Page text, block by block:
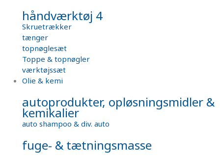
håndværktøj 4
Skruetrækker
tænger
topnøglesæt
Toppe & topnøgler
værktøjssæt
Olie & kemi
autoprodukter, opløsningsmidler &
kemikalier
auto shampoo & div. auto
fuge- & tætningsmasse